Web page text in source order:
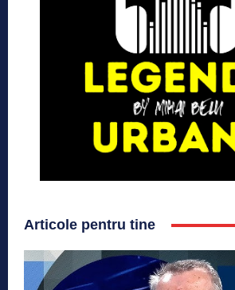
Articole pentru tine